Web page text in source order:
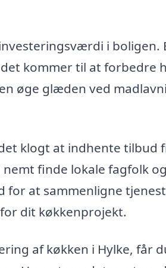
i boligen.
kommer til at forbedre
øge glæden ved
klogt at indhente tilbud
nemt finde lokale fagfolk
at sammenligne
dit køkkenprojekt.
af køkken i Hylke, får